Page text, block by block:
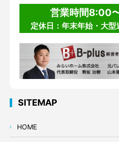
営業時間8:00
定休日：年末年始・大
SITEMAP
HOME